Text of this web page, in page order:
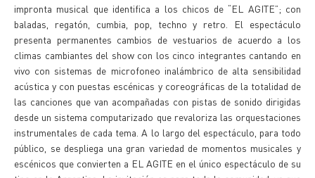
impronta musical que identifica a los chicos de “EL AGITE”; con
baladas, regatón, cumbia, pop, techno y retro. El espectáculo
presenta permanentes cambios de vestuarios de acuerdo a los
climas cambiantes del show con los cinco integrantes cantando en
vivo con sistemas de microfoneo inalámbrico de alta sensibilidad
acústica y con puestas escénicas y coreográficas de la totalidad de
las canciones que van acompañadas con pistas de sonido dirigidas
desde un sistema computarizado que revaloriza las orquestaciones
instrumentales de cada tema. A lo largo del espectáculo, para todo
público, se despliega una gran variedad de momentos musicales y
escénicos que convierten a EL AGITE en el único espectáculo de su